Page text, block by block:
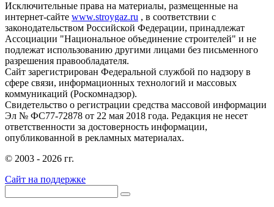
Исключительные права на материалы, размещенные на
интернет-сайте www.stroygaz.ru , в соответствии с
законодательством Российской Федерации, принадлежат
Ассоциации "Национальное объединение строителей" и не
подлежат использованию другими лицами без письменного
разрешения правообладателя.
Сайт зарегистрирован Федеральной службой по надзору в
сфере связи, информационных технологий и массовых
коммуникаций (Роскомнадзор).
Свидетельство о регистрации средства массовой информации
Эл № ФС77-72878 от 22 мая 2018 года. Редакция не несет
ответственности за достоверность информации,
опубликованной в рекламных материалах.
© 2003 - 2026 гг.
Сайт на поддержке